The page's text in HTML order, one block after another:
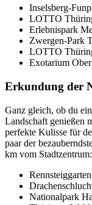
Inselsberg-
LOTTO
Erlebnispark
Zwergen-Park
LOTTO
Exotarium
Erkundung der
Ganz gleich, ob du
Landschaft genießen
perfekte Kulisse für
paar der
km vom Stadtzentrum:
Nationalpark